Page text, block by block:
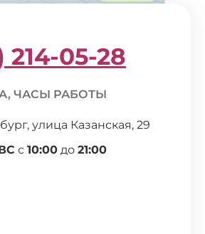
214-05-28
ЧАСЫ РАБОТЫ
улица Казанская, 29
с 10:00 до 21:00